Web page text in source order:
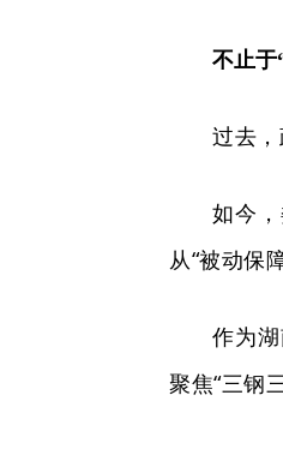
不止于
过去
如今
从“被动保
作为
聚焦“三钢